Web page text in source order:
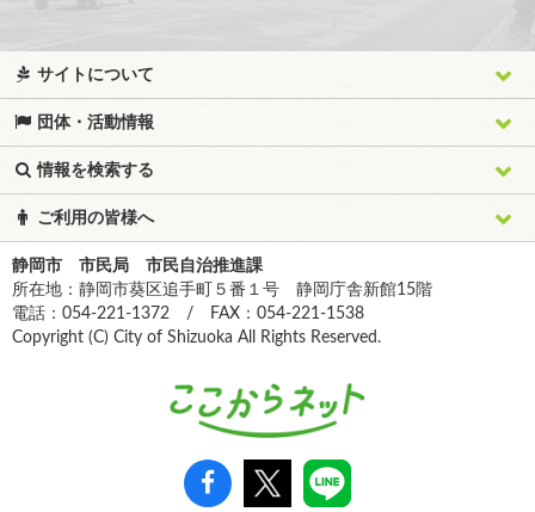
サイトについて
団体・活動情報
情報を検索する
ご利用の皆様へ
静岡市 市民局 市民自治推進課
所在地：静岡市葵区追手町５番１号 静岡庁舎新館15階
電話：054-221-1372 / FAX：054-221-1538
Copyright (C) City of Shizuoka All Rights Reserved.